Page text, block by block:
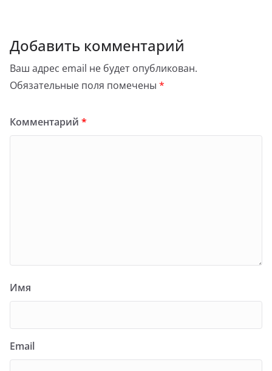
Добавить комментарий
Ваш адрес email не будет опубликован.
Обязательные поля помечены *
Комментарий *
Имя
Email